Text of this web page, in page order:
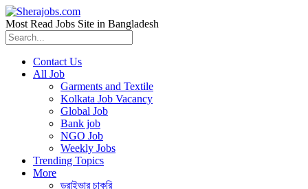
Most Read Jobs Site in Bangladesh
Contact Us
All Job
Garments and Textile
Kolkata Job Vacancy
Global Job
Bank job
NGO Job
Weekly Jobs
Trending Topics
More
ড্রাইভার চাকরি